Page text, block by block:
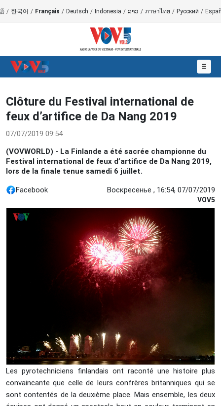
/ 한국어 / Français / Deutsch / Indonesia / ລາວ / ภาษาไทย / Русский /
☰
Clôture du Festival international de
feux d’artifice de Da Nang 2019
07/07/2019 09:54
(VOVWORLD) - La Finlande a été sacrée championne du
Festival international de feux d’artifice de Da Nang 2019,
lors de la finale tenue samedi 6 juillet.
Facebook Воскресенье , 16:54, 07/07/2019
VOV5
Les pyrotechniciens finlandais ont raconté une histoire plus
convaincante que celle de leurs confrères britanniques qui se
sont contentés de la deuxième place. Mais ensemble, les deux